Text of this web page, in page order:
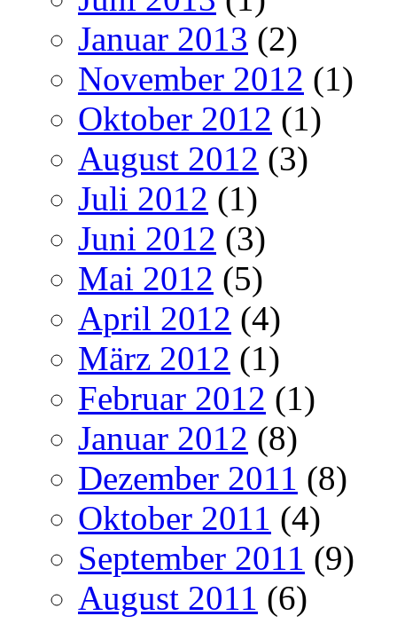
Januar 2013 (2)
November 2012 (1)
Oktober 2012 (1)
August 2012 (3)
Juli 2012 (1)
Juni 2012 (3)
Mai 2012 (5)
April 2012 (4)
März 2012 (1)
Februar 2012 (1)
Januar 2012 (8)
Dezember 2011 (8)
Oktober 2011 (4)
September 2011 (9)
August 2011 (6)